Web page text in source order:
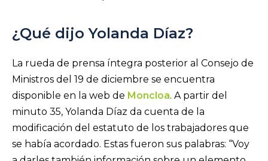
¿Qué dijo Yolanda Díaz?
La rueda de prensa íntegra posterior al Consejo de
Ministros del 19 de diciembre se encuentra
disponible en la web de Moncloa. A partir del
minuto 35, Yolanda Díaz da cuenta de la
modificación del estatuto de los trabajadores que
se había acordado. Estas fueron sus palabras: “Voy